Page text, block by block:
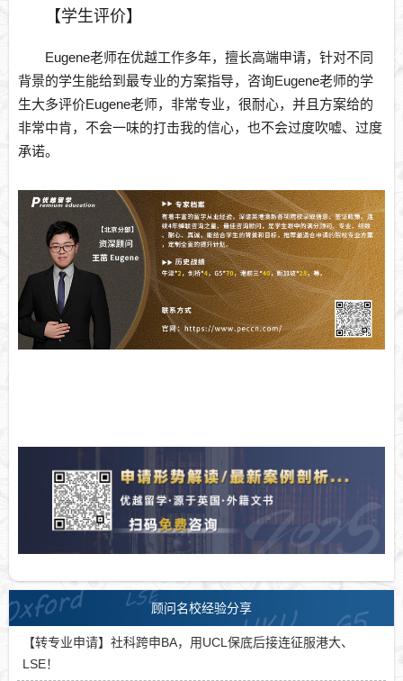
【学生评价】
Eugene老师在优越工作多年，擅长高端申请，针对不同
背景的学生能给到最专业的方案指导，咨询Eugene老师的学
生大多评价Eugene老师，非常专业，很耐心，并且方案给的
非常中肯，不会一味的打击我的信心，也不会过度吹嘘、过度
承诺。
顾问名校经验分享
【转专业申请】社科跨申BA，用UCL保底后接连征服港大、
LSE！